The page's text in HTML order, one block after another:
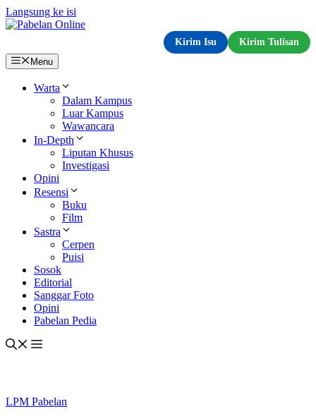
Langsung ke isi
Kirim Isu
Kirim Tulisan
Menu
Warta
Dalam Kampus
Luar Kampus
Wawancara
In-Depth
Liputan Khusus
Investigasi
Opini
Resensi
Buku
Film
Sastra
Cerpen
Puisi
Sosok
Editorial
Sanggar Foto
Opini
Pabelan Pedia
LPM Pabelan